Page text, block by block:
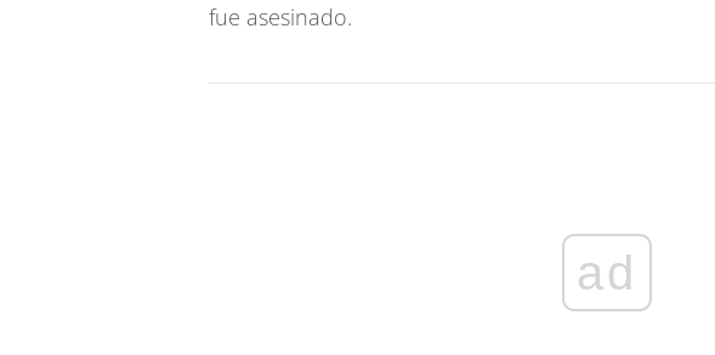
fue asesinado.
ad